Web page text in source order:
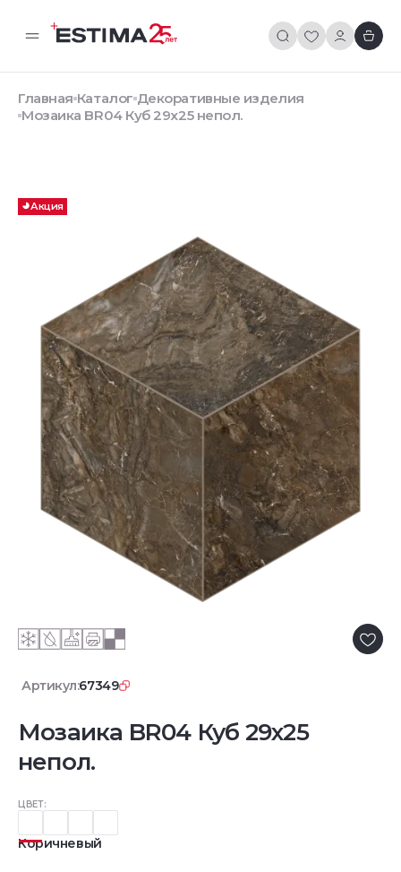
Главная Каталог Декоративные изделия
Мозаика BR04 Куб 29x25 непол.
Акция
Артикул:67349
Мозаика BR04 Куб 29x25
непол.
ЦВЕТ:
Коричневый